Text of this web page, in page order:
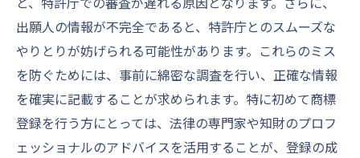
出願人の情報が不完全であると、特許庁とのスムーズな
やりとりが妨げられる可能性があります。これらのミス
を防ぐためには、事前に綿密な調査を行い、正確な情報
を確実に記載することが求められます。特に初めて商標
登録を行う方にとっては、法律の専門家や知財のプロフ
ェッショナルのアドバイスを活用することが、登録の成